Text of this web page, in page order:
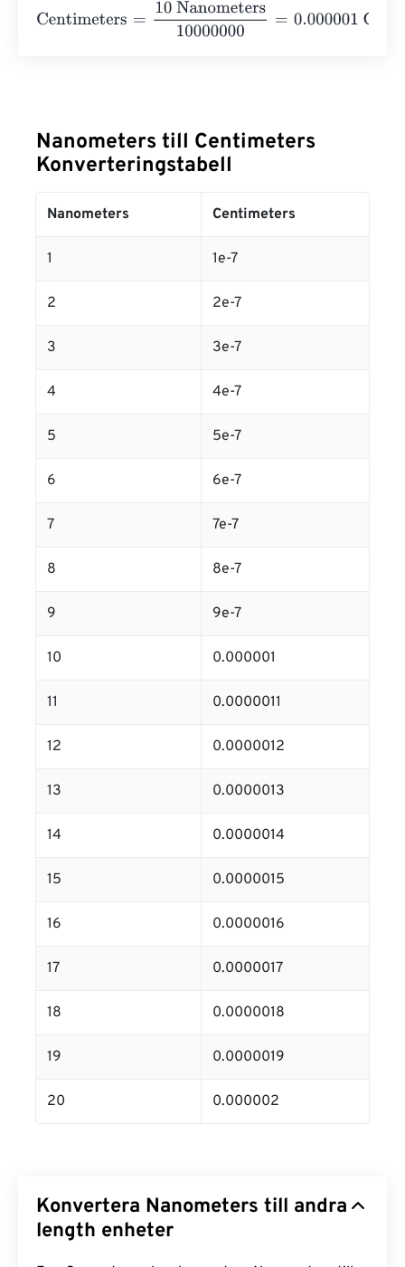
Centimeters
10 Nanometers10000000 = 0.000001
Nanometers till Centimeters
Konverteringstabell
Nanometers Centimeters
1 1e-7
2 2e-7
3 3e-7
4 4e-7
5 5e-7
6 6e-7
7 7e-7
8 8e-7
9 9e-7
10 0.000001
11 0.0000011
12 0.0000012
13 0.0000013
14 0.0000014
15 0.0000015
16 0.0000016
17 0.0000017
18 0.0000018
19 0.0000019
20 0.000002
Konvertera Nanometers till andra
length enheter